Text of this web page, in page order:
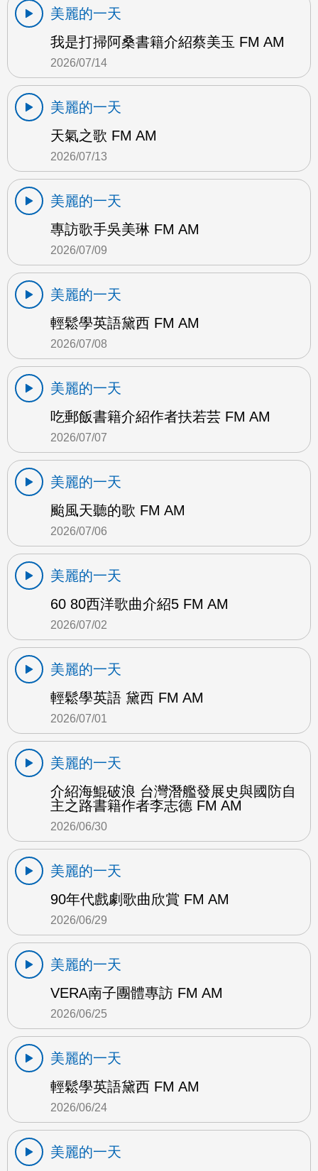
美麗的一天
我是打掃阿桑書籍介紹蔡美玉 FM AM
2026/07/14
美麗的一天
天氣之歌 FM AM
2026/07/13
美麗的一天
專訪歌手吳美琳 FM AM
2026/07/09
美麗的一天
輕鬆學英語黛西 FM AM
2026/07/08
美麗的一天
吃郵飯書籍介紹作者扶若芸 FM AM
2026/07/07
美麗的一天
颱風天聽的歌 FM AM
2026/07/06
美麗的一天
60 80西洋歌曲介紹5 FM AM
2026/07/02
美麗的一天
輕鬆學英語 黛西 FM AM
2026/07/01
美麗的一天
介紹海鯤破浪 台灣潛艦發展史與國防自
主之路書籍作者李志德 FM AM
2026/06/30
美麗的一天
90年代戲劇歌曲欣賞 FM AM
2026/06/29
美麗的一天
VERA南子團體專訪 FM AM
2026/06/25
美麗的一天
輕鬆學英語黛西 FM AM
2026/06/24
美麗的一天